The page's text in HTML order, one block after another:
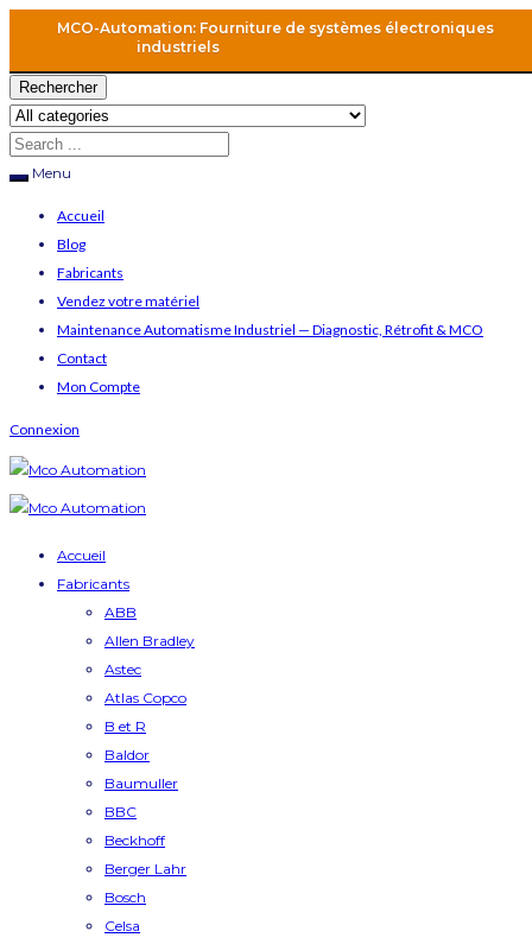
MCO-Automation: Fourniture de systèmes électroniques
industriels
Rechercher
Menu
Accueil
Blog
Fabricants
Vendez votre matériel
Maintenance Automatisme Industriel — Diagnostic, Rétrofit & MCO
Contact
Mon Compte
Connexion
Accueil
Fabricants
ABB
Allen Bradley
Astec
Atlas Copco
B et R
Baldor
Baumuller
BBC
Beckhoff
Berger Lahr
Bosch
Celsa